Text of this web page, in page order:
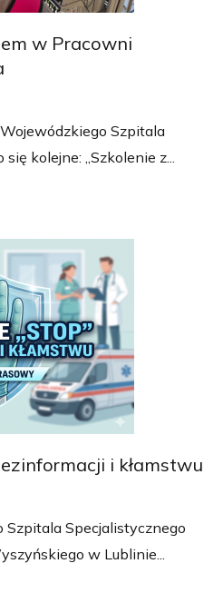
w Pracowni
Szpitala
kolejne: „Szkolenie z...
i kłamstwu
Szpitala Specjalistycznego
w Lublinie...